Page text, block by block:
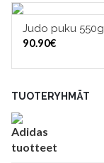
Judo puku 550g
90.90€
TUOTERYHMÄT